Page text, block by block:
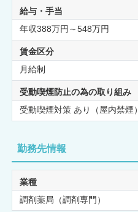
給与・手当
年収388万円～548万円
賃金区分
月給制
受動喫煙防止の為の取り組み
受動喫煙対策 あり（屋内禁煙）
勤務先情報
業種
調剤薬局（調剤専門）